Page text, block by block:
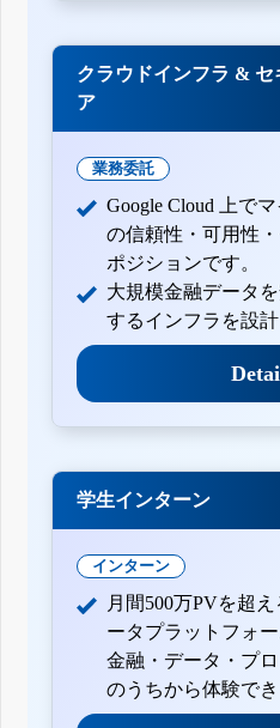
クラウドインフラ &
ア
業務委託
Google Cloud 上で
の信頼性・可用性
ポジションです。
大規模金融データ
するインフラを設
学生インターン
インターン
月間500万PVを超
ータプラットフォ
金融・データ・プ
のうちから体験でき